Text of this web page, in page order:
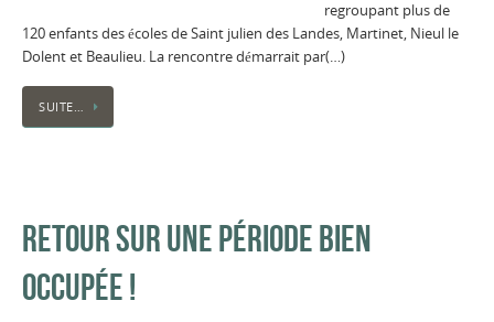
regroupant plus de
120 enfants des écoles de Saint julien des Landes, Martinet, Nieul le
Dolent et Beaulieu. La rencontre démarrait par(…)
SUITE…
RETOUR SUR UNE PÉRIODE BIEN
OCCUPÉE !